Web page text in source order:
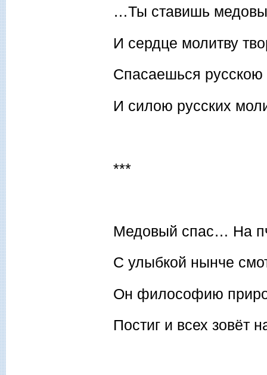
…Ты ставишь
И сердце молитву
Спасаешься русскою
И силою русских
***
Медовый спас… На
С улыбкой нынче
Он философию
Постиг и всех зовёт